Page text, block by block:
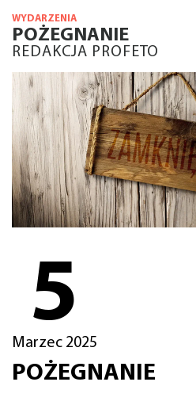
WYDARZENIA
POŻEGNANIE
REDAKCJA PROFETO
5
Marzec 2025
POŻEGNANIE